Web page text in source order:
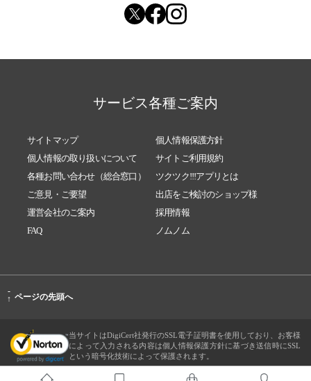
サービス各種ご案内
サイトマップ
個人情報保護方針
個人情報の取り扱いについて
サイトご利用規約
各種お問い合わせ（総合窓口）
ツクツク!!!アプリとは
ご意見・ご要望
出店をご検討のショップ様
運営会社のご案内
採用情報
FAQ
ノムノム
-
↑ ページの先頭へ
当サイトはDigiCert社発行のSSL電子証明書を使用しており、お客様
によって入力される内容は個人情報保護方針に基づき送信時にSSL
という暗号化技術によって保護されます。